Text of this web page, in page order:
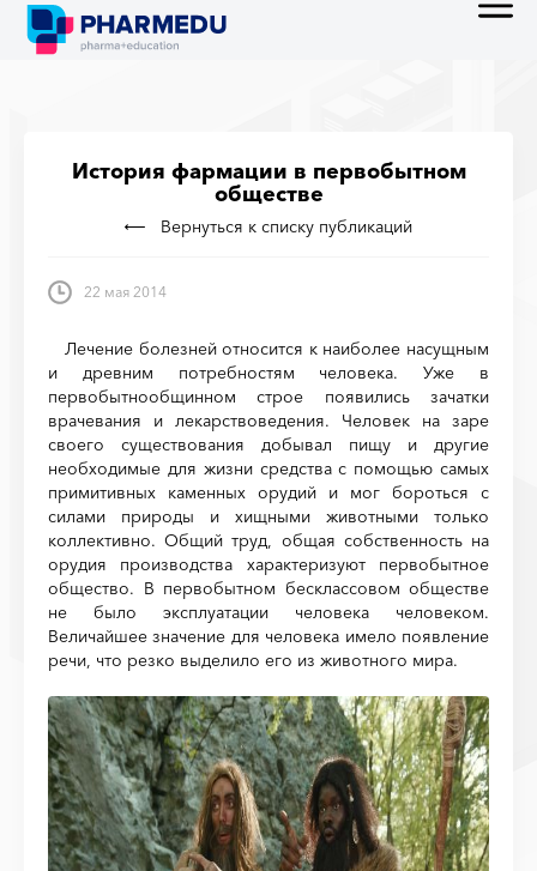
История фармации в первобытном
обществе
Вернуться к списку публикаций
22 мая 2014
Лечение болезней относится к наиболее насущным
и древним потребностям человека. Уже в
первобытнообщинном строе появились зачатки
врачевания и лекарствоведения. Человек на заре
своего существования добывал пищу и другие
необходимые для жизни средства с помощью самых
примитивных каменных орудий и мог бороться с
силами природы и хищными животными только
коллективно. Общий труд, общая собственность на
орудия производства характеризуют первобытное
общество. В первобытном бесклассовом обществе
не было эксплуатации человека человеком.
Величайшее значение для человека имело появление
речи, что резко выделило его из животного мира.